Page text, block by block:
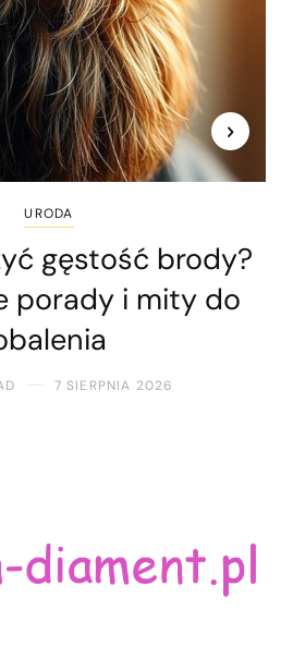
URODA
gęstość brody?
porady i mity do
7 SIERPNIA 2026